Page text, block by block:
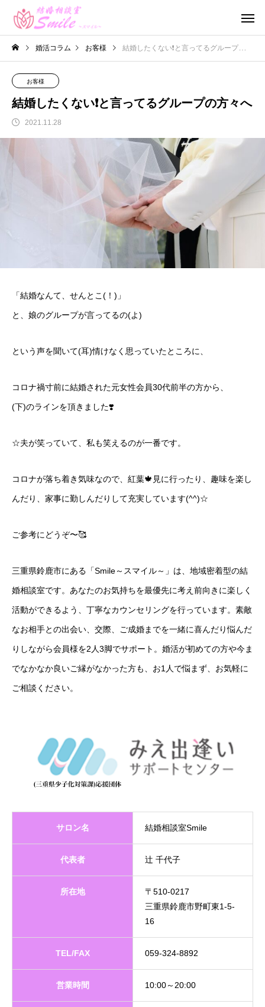
婚活コラム お客様 結婚したくない❗️と言ってるグループの方々へ
お客様
結婚したくない❗️と言ってるグループの方々へ
2021.11.28
「結婚なんて、せんとこ(！)」
と、娘のグループが言ってるの(よ)
という声を聞いて(耳)情けなく思っていたところに、
コロナ禍寸前に結婚された元女性会員30代前半の方から、
(下)のラインを頂きました❣️
☆夫が笑っていて、私も笑えるのが一番です。
コロナが落ち着き気味なので、紅葉🍁見に行ったり、趣味を楽し
んだり、家事に勤しんだりして充実しています(^^)☆
ご参考にどうぞ〜🥰
三重県鈴鹿市にある「Smile～スマイル～」は、地域密着型の結
婚相談室です。あなたのお気持ちを最優先に考え前向きに楽しく
活動ができるよう、丁寧なカウンセリングを行っています。素敵
なお相手との出会い、交際、ご成婚までを一緒に喜んだり悩んだ
りしながら会員様を2人3脚でサポート。婚活が初めての方や今ま
でなかなか良いご縁がなかった方も、お1人で悩まず、お気軽に
ご相談ください。
サロン名 結婚相談室Smile
代表者 辻 千代子
所在地
〒510-0217
三重県鈴鹿市野町東1-5-
16
TEL/FAX 059-324-8892
営業時間 10:00～20:00